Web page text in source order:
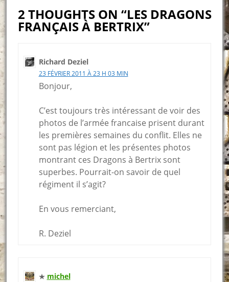
2 THOUGHTS ON “LES DRAGONS
FRANÇAIS À BERTRIX”
Richard Deziel
23 FÉVRIER 2011 À 23 H 03 MIN
Bonjour,
C’est toujours très intéressant de voir des
photos de l’armée francaise prisent durant
les premières semaines du conflit. Elles ne
sont pas légion et les présentes photos
montrant ces Dragons à Bertrix sont
superbes. Pourrait-on savoir de quel
régiment il s’agit?
En vous remerciant,
R. Deziel
michel